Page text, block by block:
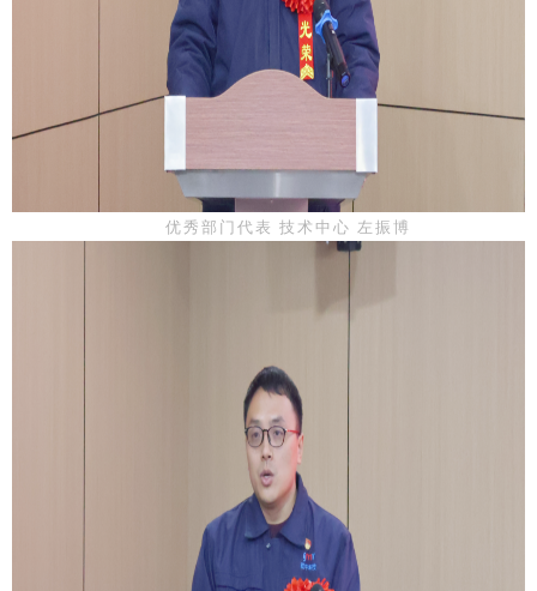
优秀部门代表 技术中心 左振博